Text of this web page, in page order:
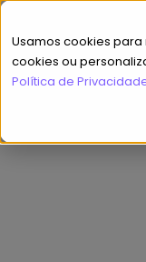
Usamos cookies
cookies ou
Política de